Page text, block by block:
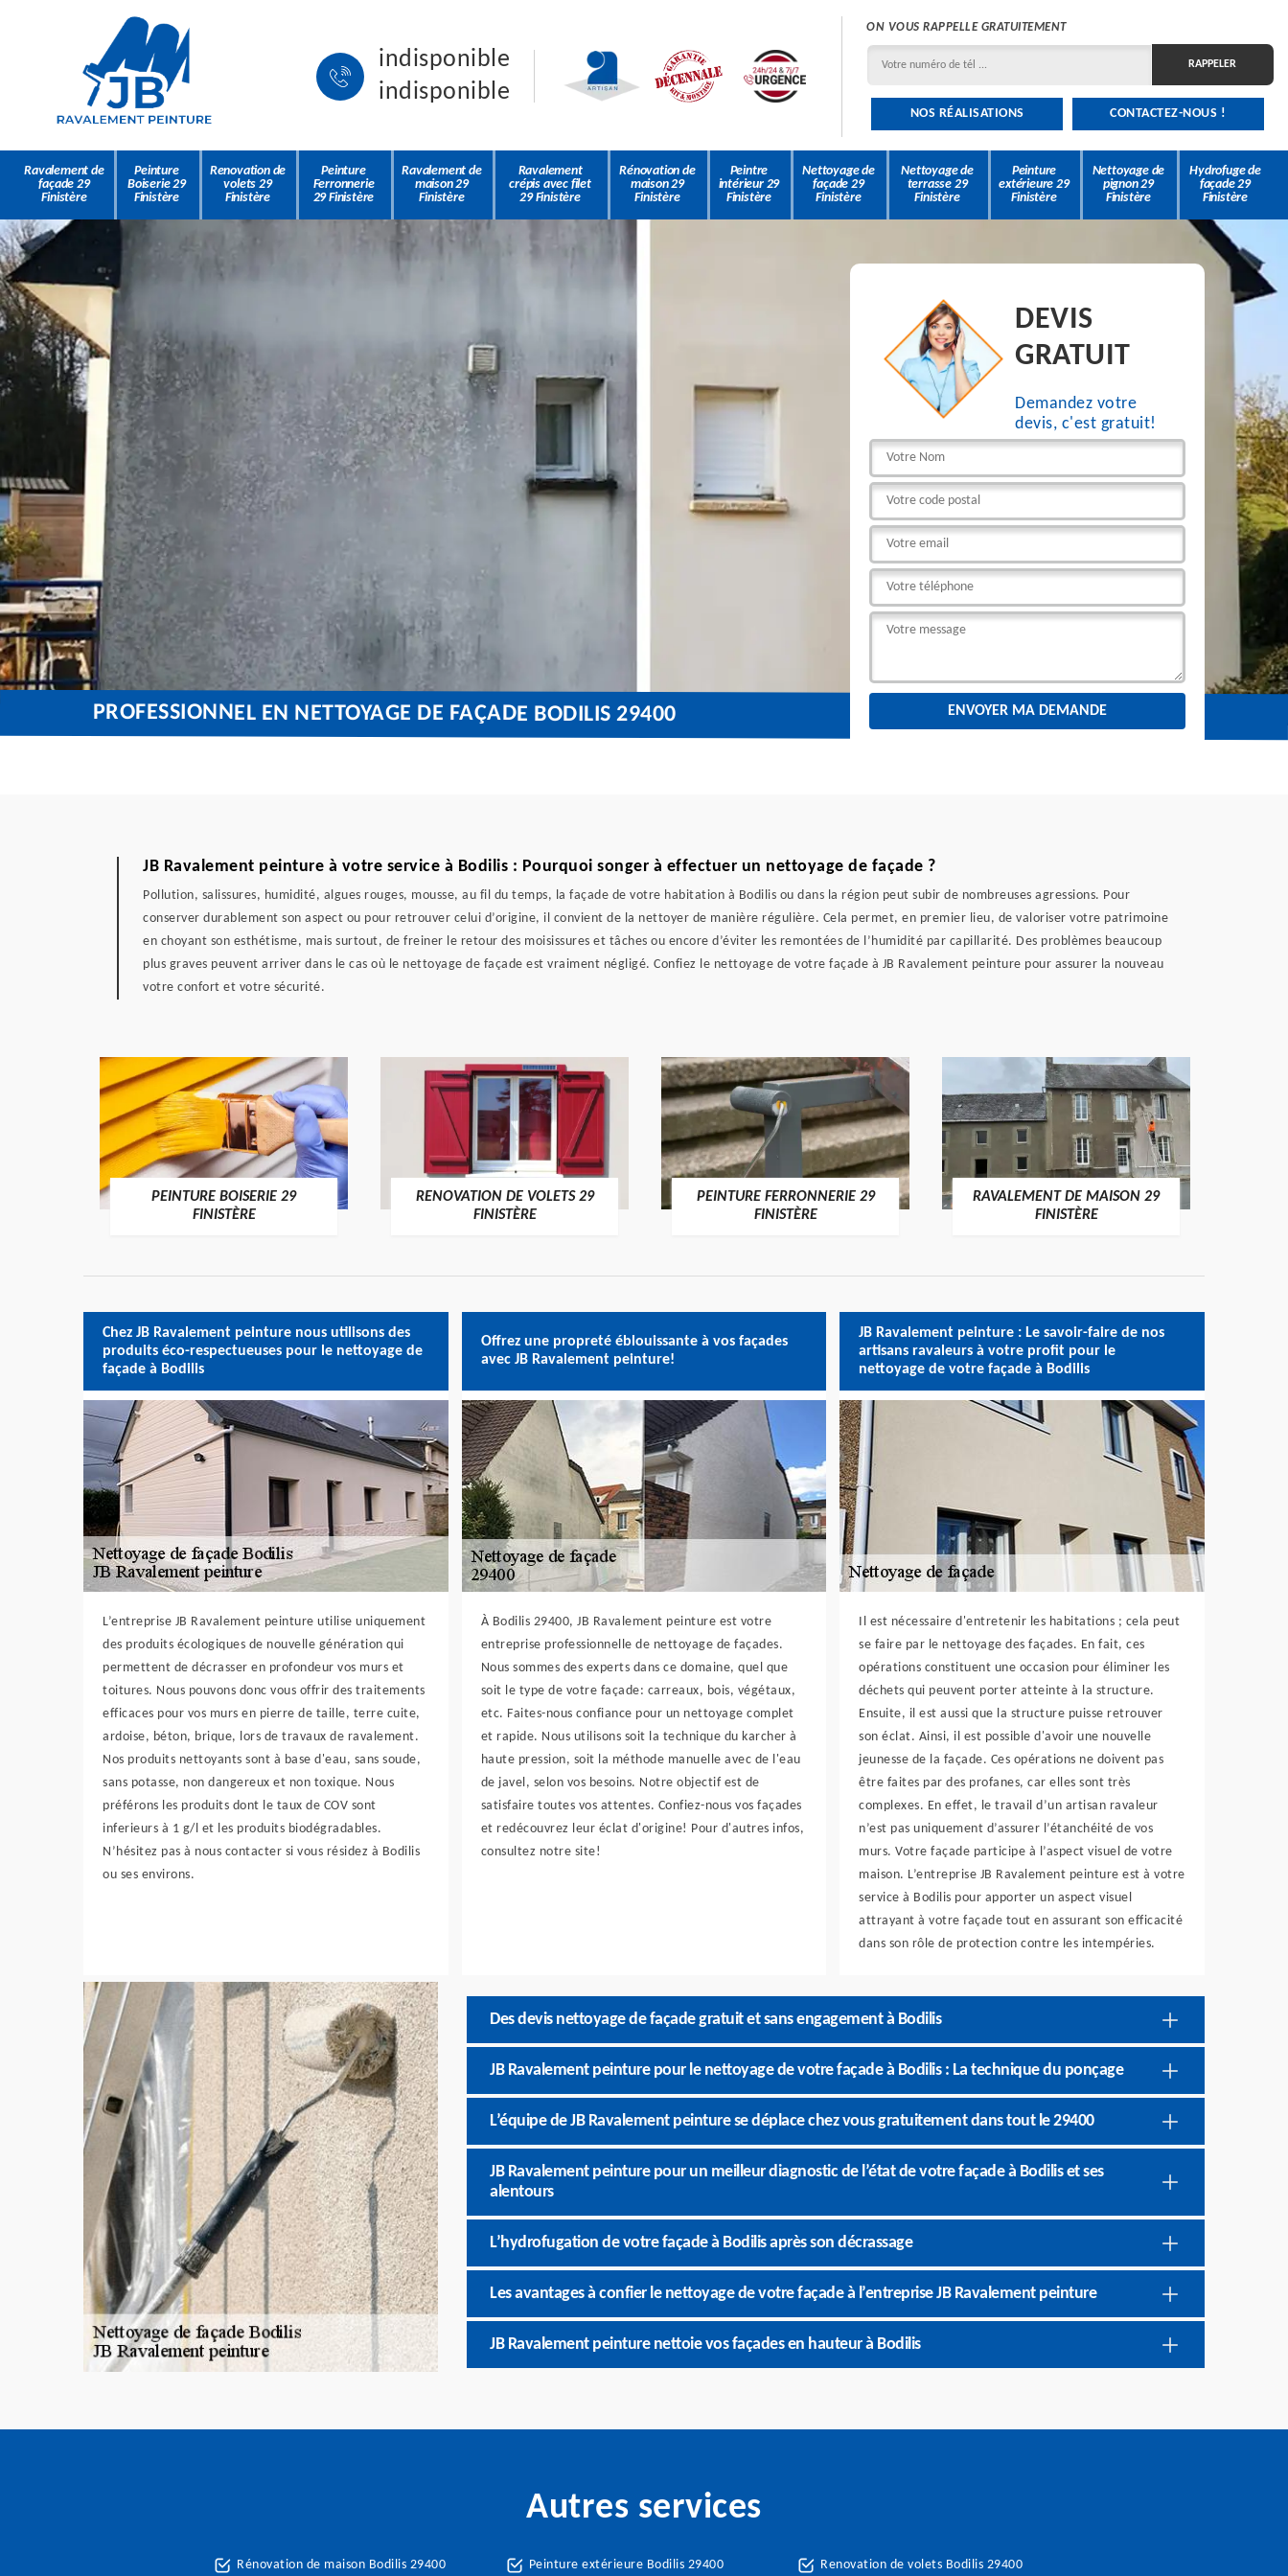
indisponible
indisponible
ON VOUS RAPPELLE GRATUITEMENT
NOS RÉALISATIONS CONTACTEZ-NOUS !
Ravalement de
façade 29
Finistère
Peinture
Boiserie 29
Finistère
Renovation de
volets 29
Finistère
Peinture
Ferronnerie
29 Finistère
Ravalement de
maison 29
Finistère
Ravalement
crépis avec filet
29 Finistère
Rénovation de
maison 29
Finistère
Peintre
intérieur 29
Finistère
Nettoyage de
façade 29
Finistère
Nettoyage de
terrasse 29
Finistère
Peinture
extérieure 29
Finistère
Nettoyage de
pignon 29
Finistère
Hydrofuge de
façade 29
Finistère
DEVIS
GRATUIT
Demandez votre
devis, c'est gratuit!
PROFESSIONNEL EN NETTOYAGE DE FAÇADE BODILIS 29400
JB Ravalement peinture à votre service à Bodilis : Pourquoi songer à effectuer un nettoyage de façade ?
Pollution, salissures, humidité, algues rouges, mousse, au fil du temps, la façade de votre habitation à Bodilis ou dans la région peut subir de nombreuses agressions. Pour
conserver durablement son aspect ou pour retrouver celui d’origine, il convient de la nettoyer de manière régulière. Cela permet, en premier lieu, de valoriser votre patrimoine
en choyant son esthétisme, mais surtout, de freiner le retour des moisissures et tâches ou encore d’éviter les remontées de l’humidité par capillarité. Des problèmes beaucoup
plus graves peuvent arriver dans le cas où le nettoyage de façade est vraiment négligé. Confiez le nettoyage de votre façade à JB Ravalement peinture pour assurer la nouveau
votre confort et votre sécurité.
PEINTURE BOISERIE 29
FINISTÈRE
RENOVATION DE VOLETS 29
FINISTÈRE
PEINTURE FERRONNERIE 29
FINISTÈRE
RAVALEMENT DE MAISON 29
FINISTÈRE
Chez JB Ravalement peinture nous utilisons des
produits éco-respectueuses pour le nettoyage de
façade à Bodilis
L’entreprise JB Ravalement peinture utilise uniquement
des produits écologiques de nouvelle génération qui
permettent de décrasser en profondeur vos murs et
toitures. Nous pouvons donc vous offrir des traitements
efficaces pour vos murs en pierre de taille, terre cuite,
ardoise, béton, brique, lors de travaux de ravalement.
Nos produits nettoyants sont à base d'eau, sans soude,
sans potasse, non dangereux et non toxique. Nous
préférons les produits dont le taux de COV sont
inferieurs à 1 g/l et les produits biodégradables.
N’hésitez pas à nous contacter si vous résidez à Bodilis
ou ses environs.
Offrez une propreté éblouissante à vos façades
avec JB Ravalement peinture!
À Bodilis 29400, JB Ravalement peinture est votre
entreprise professionnelle de nettoyage de façades.
Nous sommes des experts dans ce domaine, quel que
soit le type de votre façade: carreaux, bois, végétaux,
etc. Faites-nous confiance pour un nettoyage complet
et rapide. Nous utilisons soit la technique du karcher à
haute pression, soit la méthode manuelle avec de l'eau
de javel, selon vos besoins. Notre objectif est de
satisfaire toutes vos attentes. Confiez-nous vos façades
et redécouvrez leur éclat d'origine! Pour d'autres infos,
consultez notre site!
JB Ravalement peinture : Le savoir-faire de nos
artisans ravaleurs à votre profit pour le
nettoyage de votre façade à Bodilis
Il est nécessaire d'entretenir les habitations ; cela peut
se faire par le nettoyage des façades. En fait, ces
opérations constituent une occasion pour éliminer les
déchets qui peuvent porter atteinte à la structure.
Ensuite, il est aussi que la structure puisse retrouver
son éclat. Ainsi, il est possible d'avoir une nouvelle
jeunesse de la façade. Ces opérations ne doivent pas
être faites par des profanes, car elles sont très
complexes. En effet, le travail d’un artisan ravaleur
n’est pas uniquement d’assurer l’étanchéité de vos
murs. Votre façade participe à l’aspect visuel de votre
maison. L’entreprise JB Ravalement peinture est à votre
service à Bodilis pour apporter un aspect visuel
attrayant à votre façade tout en assurant son efficacité
dans son rôle de protection contre les intempéries.
Des devis nettoyage de façade gratuit et sans engagement à Bodilis
JB Ravalement peinture pour le nettoyage de votre façade à Bodilis : La technique du ponçage
L’équipe de JB Ravalement peinture se déplace chez vous gratuitement dans tout le 29400
JB Ravalement peinture pour un meilleur diagnostic de l’état de votre façade à Bodilis et ses
alentours
L’hydrofugation de votre façade à Bodilis après son décrassage
Les avantages à confier le nettoyage de votre façade à l’entreprise JB Ravalement peinture
JB Ravalement peinture nettoie vos façades en hauteur à Bodilis
Autres services
Rénovation de maison Bodilis 29400 Peinture extérieure Bodilis 29400 Renovation de volets Bodilis 29400